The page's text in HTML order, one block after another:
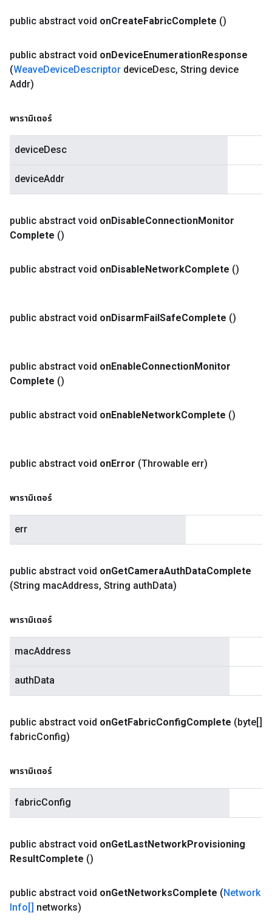
public abstract void onCreateFabricComplete ()
public abstract void onDeviceEnumerationResponse
(WeaveDeviceDescriptor deviceDesc, String device
Addr)
พารามิเตอร์
deviceDesc
deviceAddr
public abstract void onDisableConnectionMonitor
Complete ()
public abstract void onDisableNetworkComplete ()
public abstract void onDisarmFailSafeComplete ()
public abstract void onEnableConnectionMonitor
Complete ()
public abstract void onEnableNetworkComplete ()
public abstract void onError (Throwable err)
พารามิเตอร์
err
public abstract void onGetCameraAuthDataComplete
(String macAddress, String authData)
พารามิเตอร์
macAddress
authData
public abstract void onGetFabricConfigComplete (byte[]
fabricConfig)
พารามิเตอร์
fabricConfig
public abstract void onGetLastNetworkProvisioning
ResultComplete ()
public abstract void onGetNetworksComplete (Network
Info[] networks)